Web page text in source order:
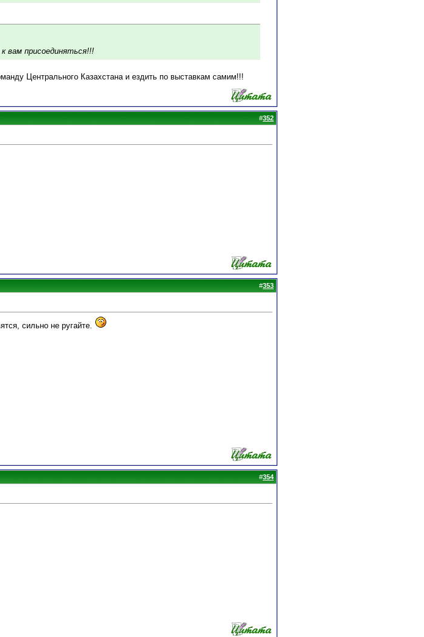
вам присоединяться!!!
Центрального Казахстана и ездить по выставкам самим!!!
#352
#353
сильно не ругайте.
#354